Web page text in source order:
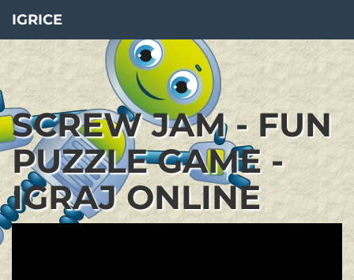
IGRICE
SCREW JAM - FUN
PUZZLE GAME -
IGRAJ ONLINE